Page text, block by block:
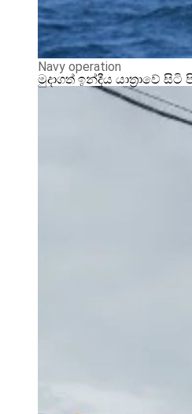
Navy operation
මුදාගත් ඉන්දීය යාත්‍රාවේ